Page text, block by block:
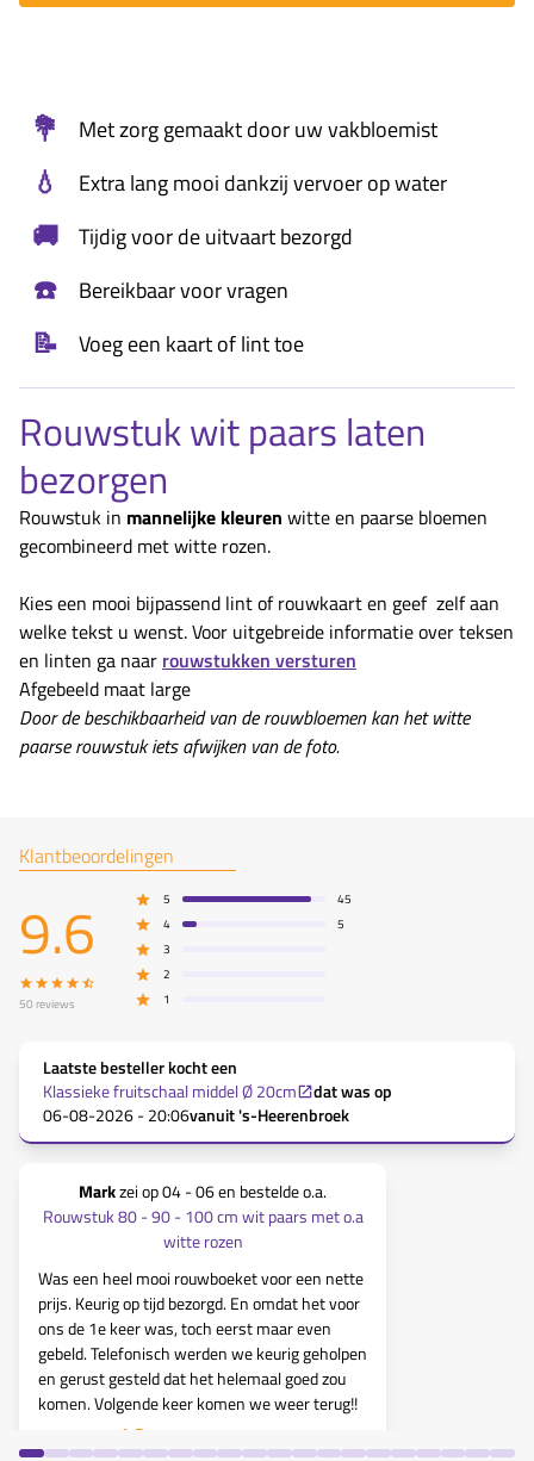
💐 Met zorg gemaakt door uw vakbloemist
💧 Extra lang mooi dankzij vervoer op water
🚚 Tijdig voor de uitvaart bezorgd
☎️ Bereikbaar voor vragen
📝 Voeg een kaart of lint toe
Rouwstuk wit paars laten
bezorgen
Rouwstuk in mannelijke kleuren witte en paarse bloemen
gecombineerd met witte rozen.
Kies een mooi bijpassend lint of rouwkaart en geef zelf aan
welke tekst u wenst. Voor uitgebreide informatie over teksen
en linten ga naar rouwstukken versturen
Afgebeeld maat large
Door de beschikbaarheid van de rouwbloemen kan het witte
paarse rouwstuk iets afwijken van de foto.
Klantbeoordelingen
9.6
50 reviews
5
45
4
5
3
2
1
Laatste besteller kocht een
Klassieke fruitschaal middel Ø 20cm
dat was op
06-08-2026 - 20:06vanuit's-Heerenbroek
Markzei op04 - 06en bestelde o.a.
Rouwstuk 80 - 90 - 100 cm wit paars met o.a
witte rozen
Was een heel mooi rouwboeket voor een nette
prijs. Keurig op tijd bezorgd. En omdat het voor
ons de 1e keer was, toch eerst maar even
gebeld. Telefonisch werden we keurig geholpen
en gerust gesteld dat het helemaal goed zou
komen. Volgende keer komen we weer terug!!
10